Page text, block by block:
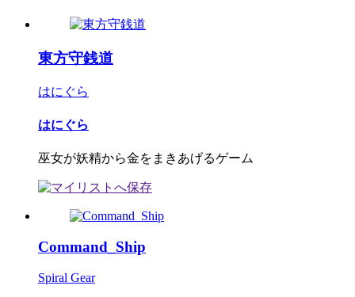
東方守銭道
はにぐら
はにぐら
巫女が妖精から金をまきあげるゲーム
Command_Ship
Spiral Gear